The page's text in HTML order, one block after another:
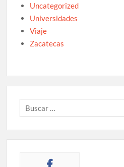
Uncategorized
Universidades
Viaje
Zacatecas